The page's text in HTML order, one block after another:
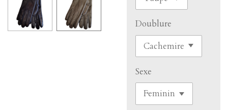
Doublure
Sexe